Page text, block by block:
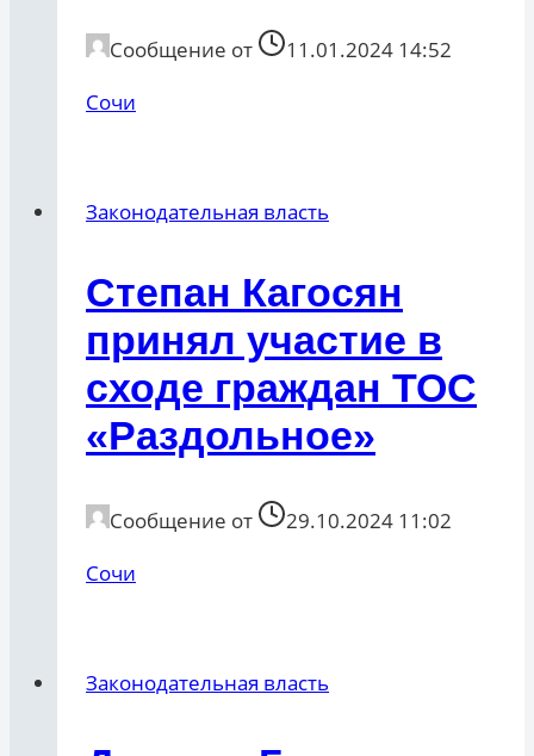
Сообщение от
11.01.2024 14:52
Сочи
Законодательная власть
Степан Кагосян
принял участие в
сходе граждан ТОС
«Раздольное»
Сообщение от
29.10.2024 11:02
Сочи
Законодательная власть